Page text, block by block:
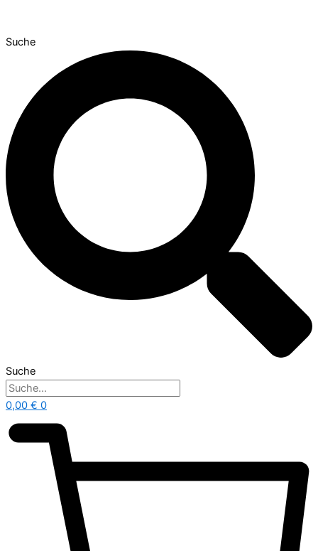
Suche
Suche
0,00 € 0